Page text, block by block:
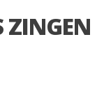
ZINGEN